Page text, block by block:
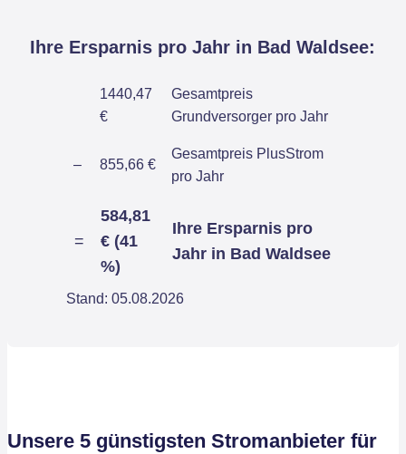
Ihre Ersparnis pro Jahr in Bad Waldsee:
1440,47
€
Gesamtpreis
Grundversorger pro Jahr
– 855,66 €
Gesamtpreis PlusStrom
pro Jahr
=
584,81
€ (41
%)
Ihre Ersparnis pro
Jahr in Bad Waldsee
Stand: 05.08.2026
Unsere 5 günstigsten Stromanbieter für